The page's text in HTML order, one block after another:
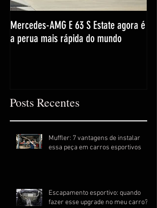
Mercedes-AMG E 63 S Estate agora é
a perua mais rápida do mundo
Posts Recentes
Muffler: 7 vantagens de instalar
essa peça em carros esportivos
Escapamento esportivo: quando
fazer esse upgrade no meu carro?